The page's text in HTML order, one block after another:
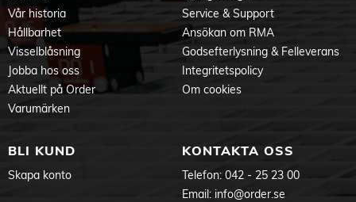
Vår historia
Hållbarhet
Visselblåsning
Jobba hos oss
Aktuellt på Order
Varumärken
Service & Support
Ansökan om RMA
Godsefterlysning & Felleverans
Integritetspolicy
Om cookies
BLI KUND
Skapa konto
KONTAKTA OSS
Telefon: 042 - 25 23 00
Email: info@order.se